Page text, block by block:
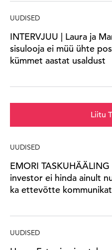
UUDISED
INTERVJUU | Laura ja
sisulooja ei müü ühte
kümmet aastat usaldust
Liitu
UUDISED
EMORI
investor ei hinda ainult
ka ettevõtte
UUDISED